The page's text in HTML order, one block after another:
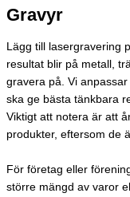
Gravyr
Lägg till lasergravering
resultat blir på metall,
gravera på. Vi
ska ge bästa tänkbara
Viktigt att notera är att
produkter, eftersom de
För företag eller
större mängd av varor